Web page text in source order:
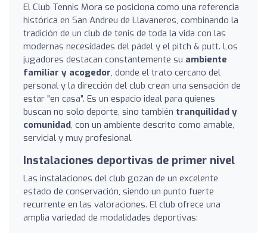
El Club Tennis Mora se posiciona como una referencia
histórica en San Andreu de Llavaneres, combinando la
tradición de un club de tenis de toda la vida con las
modernas necesidades del pádel y el pitch & putt. Los
jugadores destacan constantemente su ambiente
familiar y acogedor, donde el trato cercano del
personal y la dirección del club crean una sensación de
estar "en casa". Es un espacio ideal para quienes
buscan no solo deporte, sino también tranquilidad y
comunidad, con un ambiente descrito como amable,
servicial y muy profesional.
Instalaciones deportivas de primer nivel
Las instalaciones del club gozan de un excelente
estado de conservación, siendo un punto fuerte
recurrente en las valoraciones. El club ofrece una
amplia variedad de modalidades deportivas: